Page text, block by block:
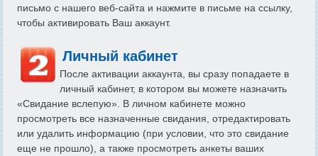
письмо с нашего веб-сайта и нажмите в письме на ссылку,
чтобы активировать Ваш аккаунт.
Личный кабинет
После активации аккаунта, вы сразу попадаете в
личный кабинет, в котором вы можете назначить
«Свидание вслепую». В личном кабинете можно
просмотреть все назначенные свидания, отредактировать
или удалить информацию (при условии, что это свидание
еще не прошло), а также просмотреть анкеты ваших